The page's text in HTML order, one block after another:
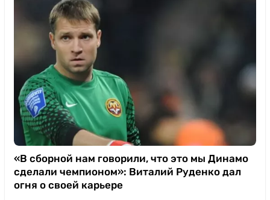
«В сборной нам говорили, что это мы Динамо
сделали чемпионом»: Виталий Руденко дал
огня о своей карьере